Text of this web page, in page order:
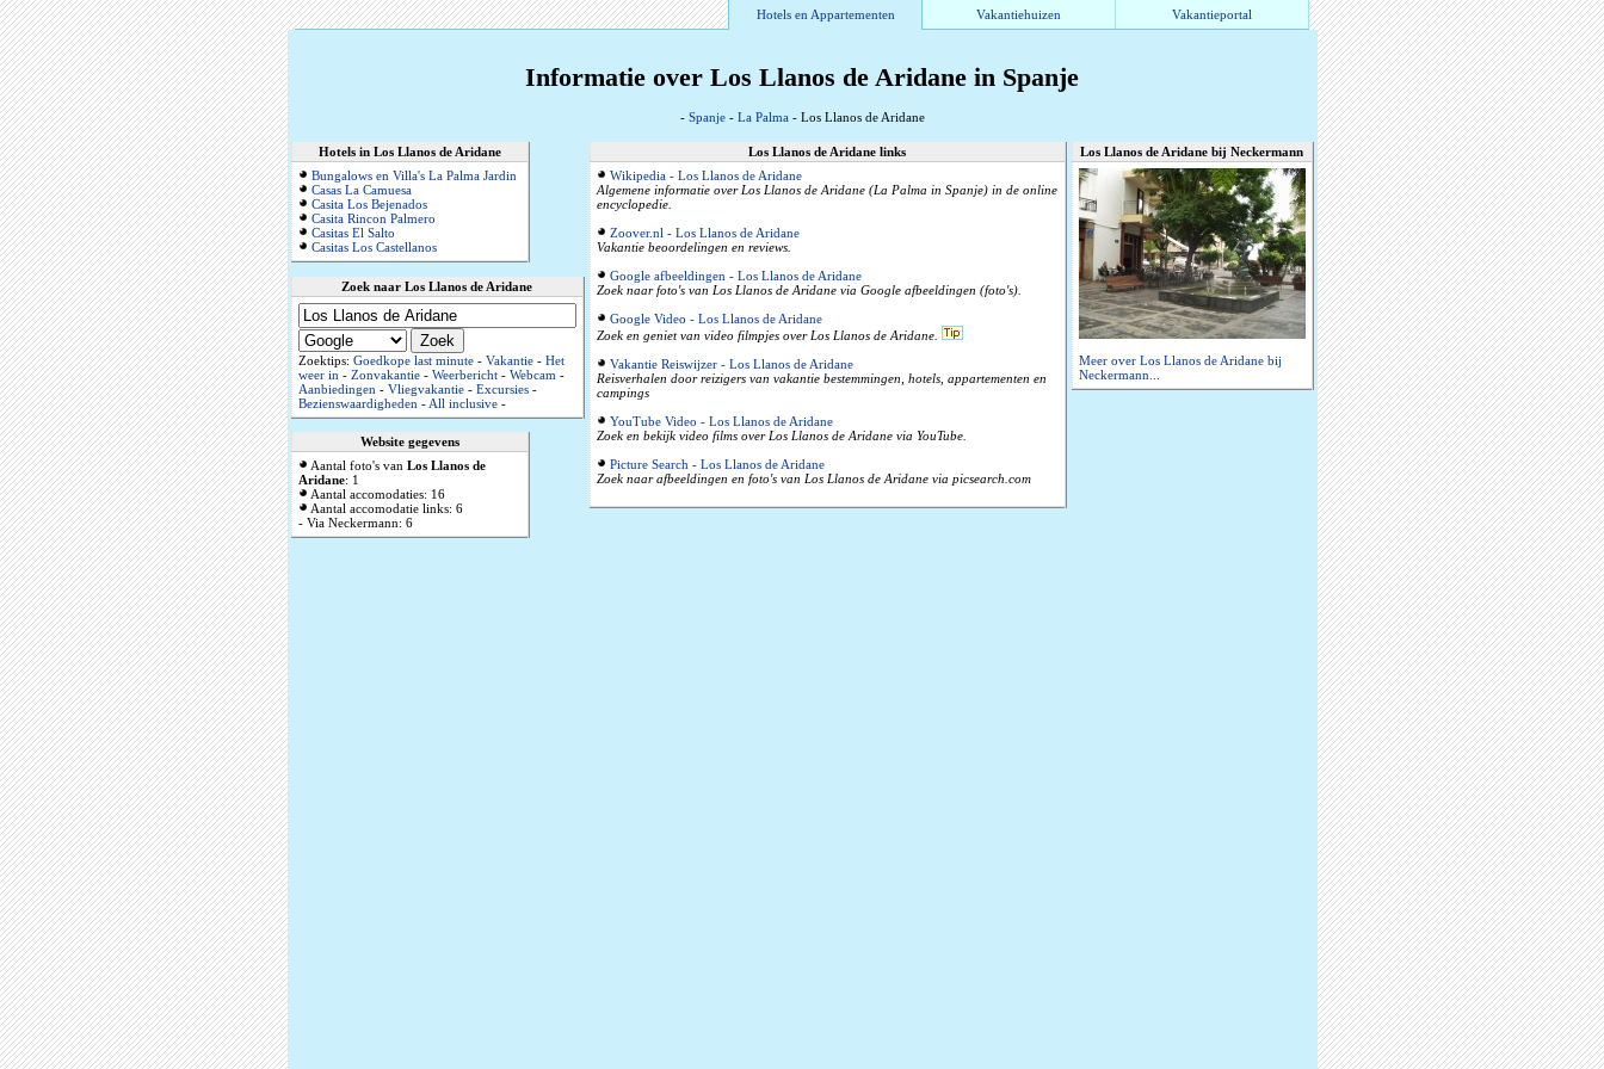
Hotels en Appartementen Vakantiehuizen Vakantieportal
Informatie over Los Llanos de Aridane in Spanje
- Spanje- La Palma- Los Llanos de Aridane
Hotels in Los Llanos de Aridane
Bungalows en Villa's La Palma Jardin
Casas La Camuesa
Casita Los Bejenados
Casita Rincon Palmero
Casitas El Salto
Casitas Los Castellanos
Zoek naar Los Llanos de Aridane
Zoektips: Goedkope last minute- Vakantie- Het
weer in- Zonvakantie- Weerbericht- Webcam-
Aanbiedingen- Vliegvakantie- Excursies-
Bezienswaardigheden-All inclusive-
Website gegevens
Aantal foto's van Los Llanos de
Aridane: 1
Aantal accomodaties: 16
Aantal accomodatie links: 6
- Via Neckermann: 6
Los Llanos de Aridane links
Wikipedia - Los Llanos de Aridane
Algemene informatie over Los Llanos de Aridane (La Palma in Spanje) in de online
encyclopedie.
Zoover.nl - Los Llanos de Aridane
Vakantie beoordelingen en reviews.
Google afbeeldingen - Los Llanos de Aridane
Zoek naar foto's van Los Llanos de Aridane via Google afbeeldingen (foto's).
Google Video - Los Llanos de Aridane
Zoek en geniet van video filmpjes over Los Llanos de Aridane.
Vakantie Reiswijzer - Los Llanos de Aridane
Reisverhalen door reizigers van vakantie bestemmingen, hotels, appartementen en
campings
YouTube Video - Los Llanos de Aridane
Zoek en bekijk video films over Los Llanos de Aridane via YouTube.
Picture Search - Los Llanos de Aridane
Zoek naar afbeeldingen en foto's van Los Llanos de Aridane via picsearch.com
Los Llanos de Aridane bij Neckermann
Meer over Los Llanos de Aridane bij
Neckermann...